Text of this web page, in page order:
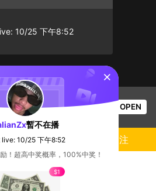
10/25 下午8:52
正在直播！
观看数 OPEN
主播 關注
暫不在播
live: 10/25 下午8:52
！超高中奖概率，100%中奖！
$1